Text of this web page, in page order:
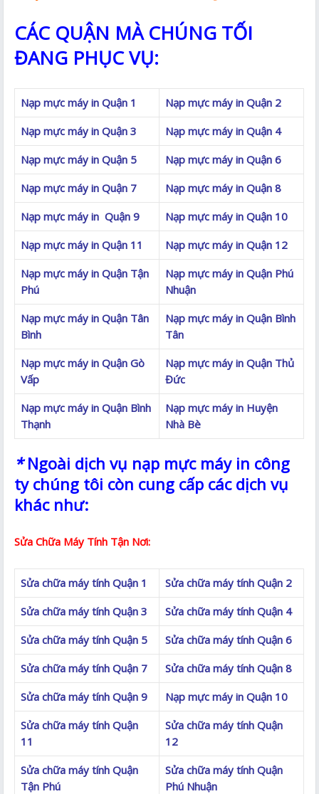
CÁC QUẬN MÀ CHÚNG TỐI
ĐANG PHỤC VỤ:
Nạp mực máy in Quận 1
Nạp mực máy in Quận 2
Nạp mực máy in Quận 3
Nạp mực máy in Quận 4
Nạp mực máy in Quận 5
Nạp mực máy in Quận 6
Nạp mực máy in Quận 7
Nạp mực máy in Quận 8
Nạp mực máy in Quận 9
Nạp mực máy in Quận 10
Nạp mực máy in Quận 11
Nạp mực máy in Quận 12
Nạp mực máy in Quận Tận
Phú
Nạp mực máy in Quận Phú
Nhuận
Nạp mực máy in Quận Tân
Bình
Nạp mực máy in Quận Bình
Tân
Nạp mực máy in Quận Gò
Vấp
Nạp mực máy in Quận Thủ
Đức
Nạp mực máy in Quận Bình
Thạnh
Nạp mực máy in Huyện
Nhà Bè
*Ngoài dịch vụ nạp mực máy in công
ty chúng tôi còn cung cấp các dịch vụ
khác như:
Sửa Chữa Máy Tính Tận Nơi:
Sửa chữa máy tính Quận 1
Sửa chữa máy tính Quận 2
Sửa chữa máy tính Quận 3
Sửa chữa máy tính Quận 4
Sửa chữa máy tính Quận 5
Sửa chữa máy tính Quận 6
Sửa chữa máy tính Quận 7
Sửa chữa máy tính Quận 8
Sửa chữa máy tính Quận 9
Nạp mực máy in Quận 10
Sửa chữa máy tính Quận
11
Sửa chữa máy tính Quận
12
Sửa chữa máy tính Quận
Tận Phú
Sửa chữa máy tính Quận
Phú Nhuận